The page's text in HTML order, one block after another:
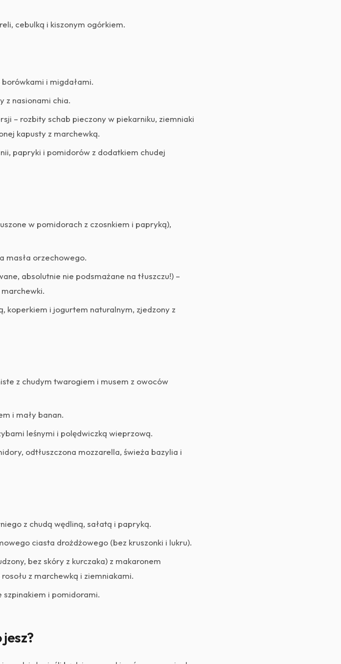
cebulką i kiszonym ogórkiem.
i migdałami.
z nasionami chia.
– rozbity schab pieczony w piekarniku, ziemniaki
kapusty z marchewką.
papryki i pomidorów z dodatkiem chudej
w pomidorach z czosnkiem i papryką),
masła orzechowego.
absolutnie nie podsmażane na tłuszczu!) –
koperkiem i jogurtem naturalnym, zjedzony z
z chudym twarogiem i musem z owoców
i mały banan.
leśnymi i polędwiczką wieprzową.
odtłuszczona mozzarella, świeża bazylia i
z chudą wędliną, sałatą i papryką.
ciasta drożdżowego (bez kruszonki i lukru).
bez skóry z kurczaka) z makaronem
z marchewką i ziemniakami.
szpinakiem i pomidorami.